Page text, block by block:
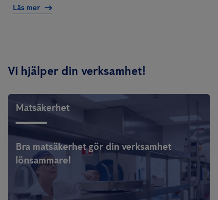
Läs mer
Vi hjälper din verksamhet!
Matsäkerhet
Bra matsäkerhet gör din verksamhet
lönsammare!